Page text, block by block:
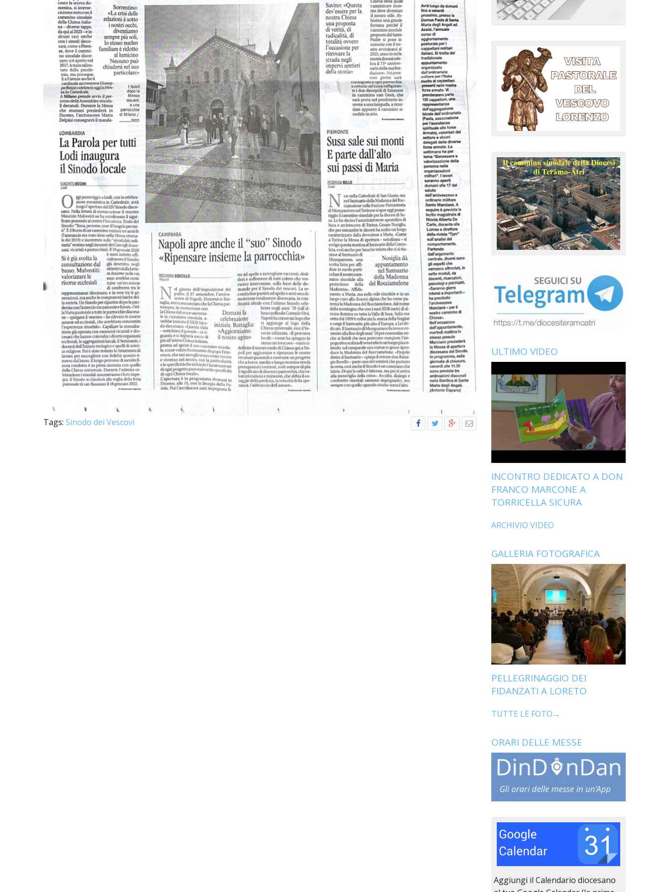
EVANGELIZZAZIONE DELLA CULTURA
PASTORALE SCOLASTICA
PASTORALE UNIVERSITARIA
INSEGNAMENTO RELIGIONE CATTOLICA
UFFICIO LITURGICO
MIGRANTES
PASTORALE DELLA FAMIGLIA
PASTORALE DELLA SALUTE
PASTORALE DELLE VOCAZIONI
PASTORALE GIOVANILE
LAICATO
PROBLEMI SOCIALI E LAVORO
PROMOZIONE E SOSTEGNO ECONOMICO ALLA CHIESA CATTOLICA
UFFICIO PER I PELLEGRINAGGI
UFFICIO PER LO SPORT
UFFICIO TURISMO E TEMPO LIBERO
TUTELA DEI MINORI E DELLE PERSONE VULNERABILI
Tags: Sinodo dei Vescovi
ULTIMO VIDEO
INCONTRO DEDICATO A DON
FRANCO MARCONE A
TORRICELLA SICURA
ARCHIVIO VIDEO
GALLERIA FOTOGRAFICA
PELLEGRINAGGIO DEI
FIDANZATI A LORETO
TUTTE LE FOTO→
ORARI DELLE MESSE
Aggiungi il Calendario diocesano